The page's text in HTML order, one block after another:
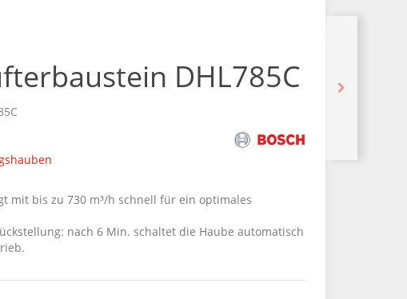
DHL785C
mit bis zu 730 m³/h schnell für ein optimales
nach 6 Min. schaltet die Haube automatisch